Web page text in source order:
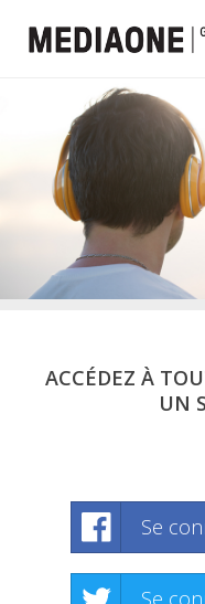
ACCÉDEZ À
UN
Se
Se